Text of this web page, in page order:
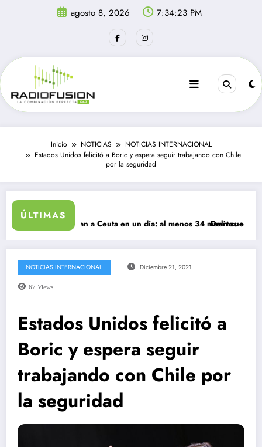
agosto 8, 2026 7:34:23 PM
Inicio NOTICIAS
NOTICIAS INTERNACIONAL
Estados Unidos felicitó a Boric y espera seguir trabajando con Chile
por la seguridad
ÚLTIMAS
ingresan a Ceuta en un día: al menos 34 muertos en la crisis.
Delincuentes
NOTICIAS INTERNACIONAL Diciembre 21, 2021
67 Views
Estados Unidos felicitó a
Boric y espera seguir
trabajando con Chile por
la seguridad